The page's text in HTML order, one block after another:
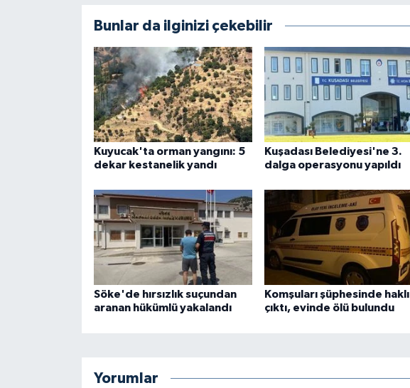
Bunlar da ilginizi çekebilir
Kuyucak'ta orman yangını: 5
dekar kestanelik yandı
Kuşadası Belediyesi'ne 3.
dalga operasyonu yapıldı
Söke'de hırsızlık suçundan
aranan hükümlü yakalandı
Komşuları şüphesinde haklı
çıktı, evinde ölü bulundu
Yorumlar